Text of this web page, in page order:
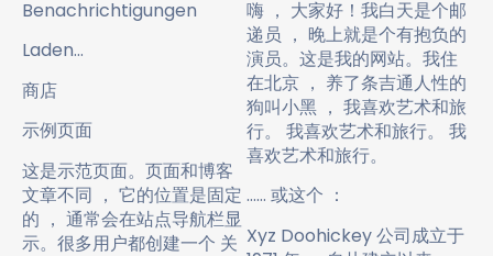
Benachrichtigungen
Laden…
商店
示例页面
这是示范页面。页面和博客
文章不同 ， 它的位置是固定
的 ， 通常会在站点导航栏显
示。很多用户都创建一个 关
嗨 ， 大家好！我白天是个邮
递员 ， 晚上就是个有抱负的
演员。这是我的网站。我住
在北京 ， 养了条吉通人性的
狗叫小黑 ， 我喜欢艺术和旅
行。 我喜欢艺术和旅行。 我
喜欢艺术和旅行。
…… 或这个 ：
Xyz Doohickey 公司成立于